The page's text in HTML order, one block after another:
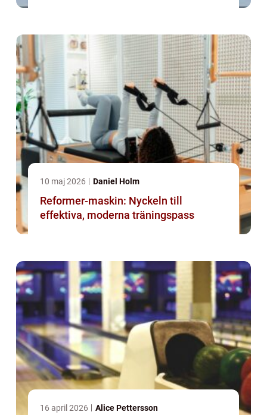
10 maj 2026 Daniel Holm
Reformer-maskin: Nyckeln till
effektiva, moderna träningspass
16 april 2026 Alice Pettersson